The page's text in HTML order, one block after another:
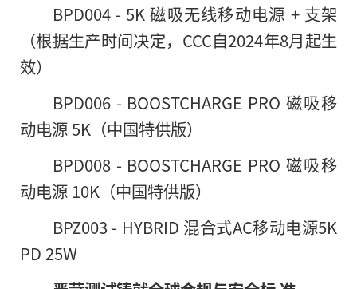
BPD004 - 5K 磁吸无线移动电源 + 支架
（根据生产时间决定，CCC自2024年8月起生
效）
BPD006 - BOOSTCHARGE PRO 磁吸移
动电源 5K（中国特供版）
BPD008 - BOOSTCHARGE PRO 磁吸移
动电源 10K（中国特供版）
BPZ003 - HYBRID 混合式AC移动电源5K
PD 25W